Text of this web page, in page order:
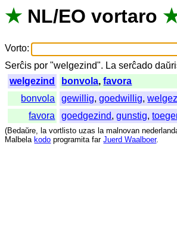
★ NL/EO vortaro
Vorto:
Serĉis por "welgezind". La serĉado
welgezind
bonvola,favora
bonvola
gewillig,goedwillig,
favora
goedgezind,gunstig,
(Bedaŭre, la vortlisto uzas la malnovan
Malbela kodo programita far Juerd Waalboer.